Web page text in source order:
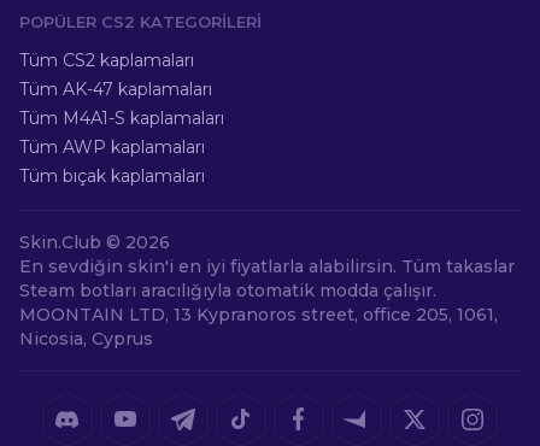
POPÜLER CS2 KATEGORILERI
Tüm CS2 kaplamaları
Tüm AK-47 kaplamaları
Tüm M4A1-S kaplamaları
Tüm AWP kaplamaları
Tüm bıçak kaplamaları
Skin.Club © 2026
En sevdiğin skin'i en iyi fiyatlarla alabilirsin. Tüm takaslar
Steam botları aracılığıyla otomatik modda çalışır.
MOONTAIN LTD, 13 Kypranoros street, office 205, 1061,
Nicosia, Cyprus